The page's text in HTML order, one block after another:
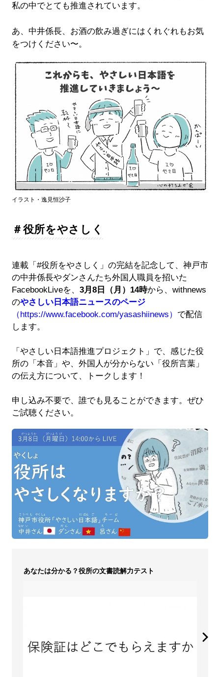
私の中でとても推進されています。
あ、中井係長、お酒の飲み過ぎにはくれぐれもお気
をつけください〜。
イラスト・逸見恒沙子
＃役所をやさしく
連載「#役所をやさしく」の完結を記念して、神戸市
の中井係長やダンさんたち外国人職員を招いた
FacebookLiveを、 3月8日（月）14時から、withnews
のやさしい日本語ニュースのページ
（https://www.facebook.com/yasashiinews） で配信
します。
「やさしい日本語推進プロジェクト」で、感じた役
所の「本音」や、外国人が分からない「役所言葉」
の伝え方について、トークします！
申し込み不要で、誰でも見ることができます。ぜひ
ご試聴ください。
あなたは分かる？役所の文書読解力テスト